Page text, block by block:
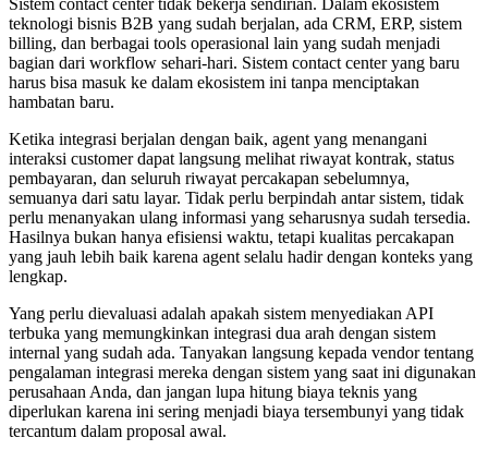
Sistem contact center tidak bekerja sendirian. Dalam ekosistem
teknologi bisnis B2B yang sudah berjalan, ada CRM, ERP, sistem
billing, dan berbagai tools operasional lain yang sudah menjadi
bagian dari workflow sehari-hari. Sistem contact center yang baru
harus bisa masuk ke dalam ekosistem ini tanpa menciptakan
hambatan baru.
Ketika integrasi berjalan dengan baik, agent yang menangani
interaksi customer dapat langsung melihat riwayat kontrak, status
pembayaran, dan seluruh riwayat percakapan sebelumnya,
semuanya dari satu layar. Tidak perlu berpindah antar sistem, tidak
perlu menanyakan ulang informasi yang seharusnya sudah tersedia.
Hasilnya bukan hanya efisiensi waktu, tetapi kualitas percakapan
yang jauh lebih baik karena agent selalu hadir dengan konteks yang
lengkap.
Yang perlu dievaluasi adalah apakah sistem menyediakan API
terbuka yang memungkinkan integrasi dua arah dengan sistem
internal yang sudah ada. Tanyakan langsung kepada vendor tentang
pengalaman integrasi mereka dengan sistem yang saat ini digunakan
perusahaan Anda, dan jangan lupa hitung biaya teknis yang
diperlukan karena ini sering menjadi biaya tersembunyi yang tidak
tercantum dalam proposal awal.